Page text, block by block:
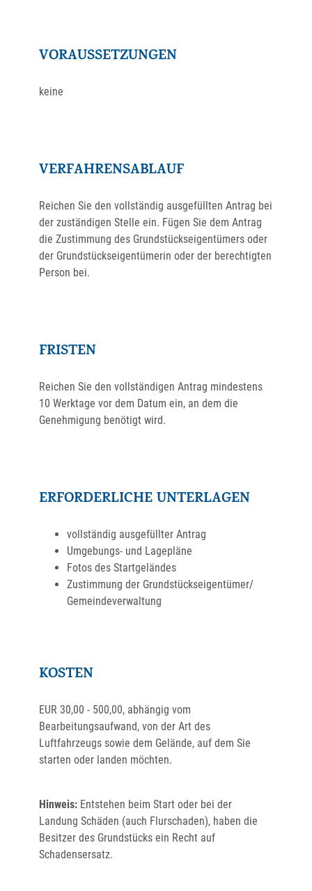
VORAUSSETZUNGEN
keine
VERFAHRENSABLAUF
Reichen Sie den vollständig ausgefüllten Antrag bei
der zuständigen Stelle ein. Fügen Sie dem Antrag
die Zustimmung des Grundstückseigentümers oder
der Grundstückseigentümerin oder der berechtigten
Person bei.
FRISTEN
Reichen Sie den vollständigen Antrag mindestens
10 Werktage vor dem Datum ein, an dem die
Genehmigung benötigt wird.
ERFORDERLICHE UNTERLAGEN
vollständig ausgefüllter Antrag
Umgebungs- und Lagepläne
Fotos des Startgeländes
Zustimmung der Grundstückseigentümer/
Gemeindeverwaltung
KOSTEN
EUR 30,00 - 500,00, abhängig vom
Bearbeitungsaufwand, von der Art des
Luftfahrzeugs sowie dem Gelände, auf dem Sie
starten oder landen möchten.
Hinweis: Entstehen beim Start oder bei der
Landung Schäden (auch Flurschaden), haben die
Besitzer des Grundstücks ein Recht auf
Schadensersatz.